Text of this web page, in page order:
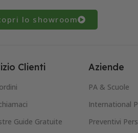
lo showroom
Clienti
Guide Gratuite
Aziende
PA & Scuole
International
Preventivi